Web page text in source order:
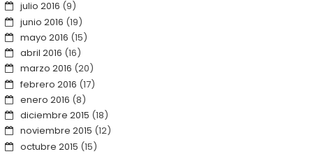
julio 2016 (9)
junio 2016 (19)
mayo 2016 (15)
abril 2016 (16)
marzo 2016 (20)
febrero 2016 (17)
enero 2016 (8)
diciembre 2015 (18)
noviembre 2015 (12)
octubre 2015 (15)